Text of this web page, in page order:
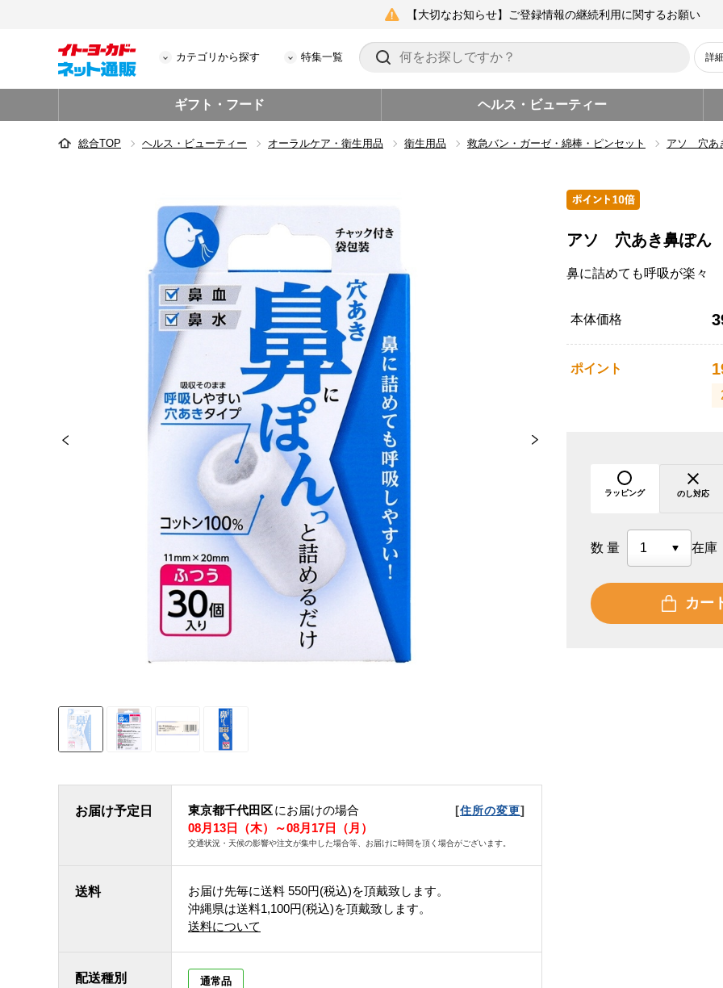
【大切なお知らせ】ご登録情報の継続利用に関するお願い
カテゴリから探す 特集一覧 詳
ギフト・フード ヘルス・ビューティー
総合TOP ヘルス・ビューティー オーラルケア・衛生用品 衛生用品 救急バン・ガーゼ・綿棒・ピンセット アソ 穴あ
お届け予定日 東京都千代田区にお届けの場合 [住所の変更]
08月13日（木）～08月17日（月）
交通状況・天候の影響や注文が集中した場合等、お届けに時間を頂く場合がございます。
送料 お届け先毎に送料 550円(税込)を頂戴致します。
沖縄県は送料1,100円(税込)を頂戴致します。
送料について
配送種別 通常品
アソ 穴あき鼻ぽ
鼻に詰めても呼吸が楽々
本体価格
ポイント
ラッピング のし対応
数量 在庫
カー